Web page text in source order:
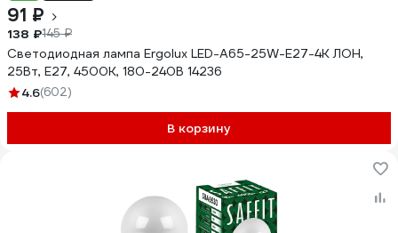
91 ₽
138 ₽145 ₽
Светодиодная лампа Ergolux LED-A65-25W-E27-4K ЛОН,
25Вт, E27, 4500K, 180-240В 14236
4.6(602)
В корзину